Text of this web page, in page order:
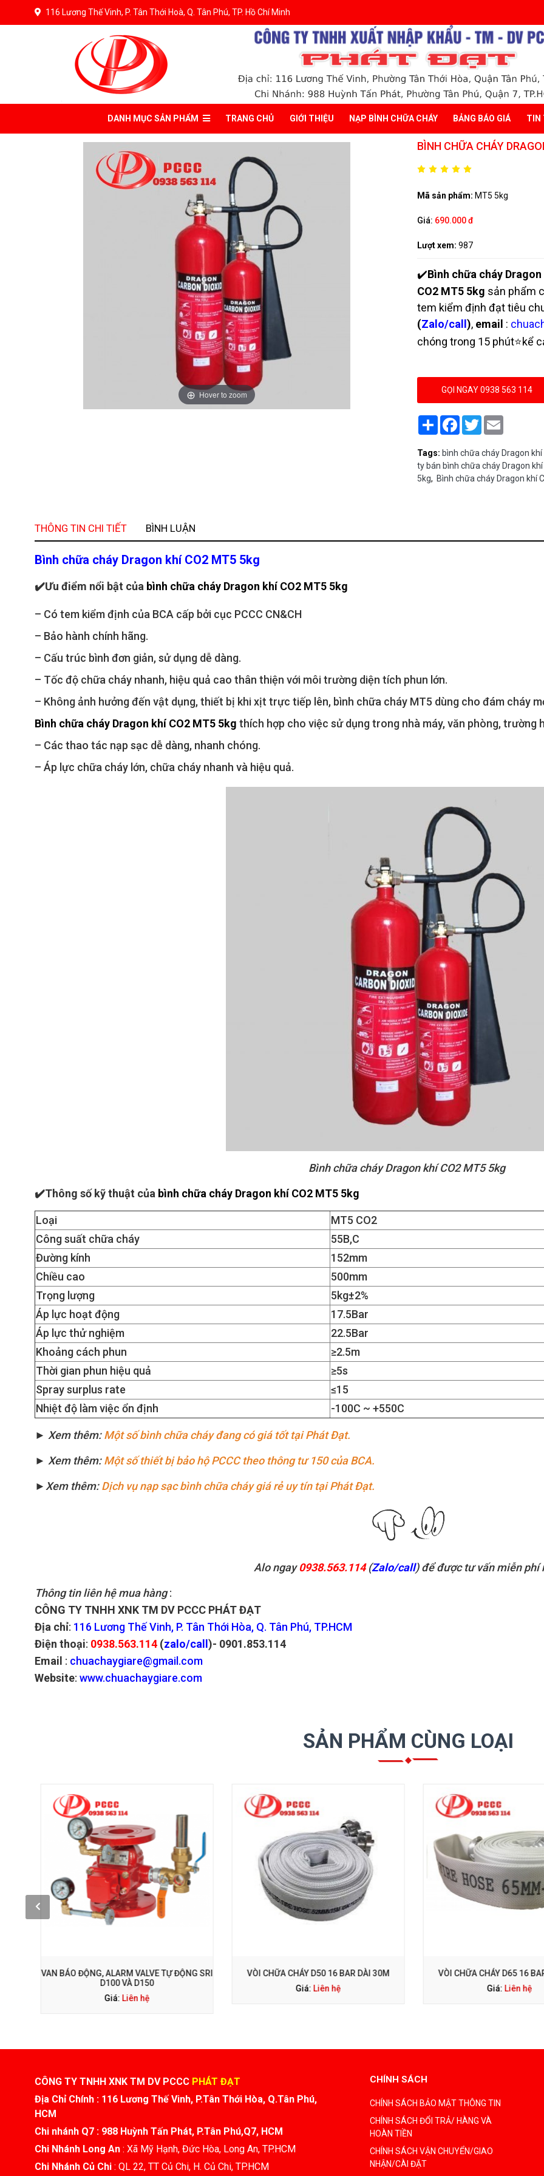
116 Lương Thế Vinh, P. Tân Thới Hoà, Q. Tân Phú, TP. Hồ Chí Minh
DANH MỤC SẢN PHẨM TRANG CHỦ GIỚI THIỆU NẠP BÌNH CHỮA CHÁY BẢNG BÁO GIÁ TIN
Hover to zoom
BÌNH CHỮA CHÁY
Mã sản phẩm: MT5 5kg
Giá: 690.000 đ
Lượt xem: 987
✔️Bình chữa cháy
CO2 MT5 5kg sản phẩm
tem kiểm định đạt tiêu
(Zalo/call ), email :
chóng trong 15 phút⭐kể
GỌI NGAY 0938 563 114
Share Facebook
Twitter
Tags: bình chữa cháy Dragon
ty bán bình chữa cháy Dragon
5kg, Bình chữa cháy Dragon khí
THÔNG TIN CHI TIẾT BÌNH LUẬN
Bình chữa cháy Dragon khí CO2 MT5 5kg
✔️Ưu điểm nổi bật của bình chữa cháy Dragon khí CO2 MT5 5kg
– Có tem kiểm định của BCA cấp bởi cục PCCC CN&CH
– Bảo hành chính hãng.
– Cấu trúc bình đơn giản, sử dụng dễ dàng.
– Tốc độ chữa cháy nhanh, hiệu quả cao thân thiện với môi trường diện tích phun lớn.
– Không ảnh hưởng đến vật dụng, thiết bị khi xịt trực tiếp lên, bình chữa cháy MT5 dùng cho đám cháy
Bình chữa cháy Dragon khí CO2 MT5 5kg thích hợp cho việc sử dụng trong nhà máy, văn phòng, trường
– Các thao tác nạp sạc dễ dàng, nhanh chóng.
– Áp lực chữa cháy lớn, chữa cháy nhanh và hiệu quả.
Bình chữa cháy Dragon khí CO2 MT5 5kg
✔️Thông số kỹ thuật của bình chữa cháy Dragon khí CO2 MT5 5kg
Loại
MT5 CO2
Công suất chữa cháy
55B,C
Đường kính
152mm
Chiều cao
500mm
Trọng lượng
5kg±2%
Áp lực hoạt động
17.5Bar
Áp lực thử nghiệm
22.5Bar
Khoảng cách phun
≥2.5m
Thời gian phun hiệu quả
≥5s
Spray surplus rate
≤15
Nhiệt độ làm việc ổn định
-100C ~ +550C
► Xem thêm:Một số bình chữa cháy đang có giá tốt tại Phát Đạt.
► Xem thêm:Một số thiết bị bảo hộ PCCC theo thông tư 150 của BCA.
► Xem thêm:Dịch vụ nạp sạc bình chữa cháy giá rẻ uy tín tại Phát Đạt.
Alo ngay0938.563.114(Zalo/call) để được tư vấn miễn phí
Thông tin liên hệ mua hàng:
CÔNG TY TNHH XNK TM DV PCCC PHÁT ĐẠT
Địa chỉ: 116 Lương Thế Vinh, P. Tân Thới Hòa, Q. Tân Phú, TP.HCM
Điện thoại: 0938.563.114 (zalo/call )- 0901.853.114
Email : chuachaygiare@gmail.com
Website: www.chuachaygiare.com
SẢN PHẨM CÙNG LOẠI
VAN BÁO ĐỘNG, ALARM VALVE TỰ ĐỘNG SRI
D100 VÀ D150
Giá:Liên hệ
GỌI NGAY: 0938 563 114
VÒI CHỮA CHÁY D50 16 BAR DÀI 30M
Giá:Liên hệ
VÒI CHỮA CHÁY D65 16
Giá:Liên hệ
CÔNG TY TNHH XNK TM DV PCCC PHÁT ĐẠT
Địa Chỉ Chính : 116 Lương Thế Vinh, P.Tân Thới Hòa, Q.Tân Phú,
HCM
Chi nhánh Q7 : 988 Huỳnh Tấn Phát, P.Tân Phú,Q7, HCM
Chi Nhánh Long An : Xã Mỹ Hạnh, Đức Hòa, Long An, TP.HCM
Chi Nhánh Củ Chi : QL 22, TT Củ Chi, H. Củ Chi, TP.HCM
CHÍNH SÁCH
CHÍNH SÁCH BẢO MẬT THÔNG TIN
CHÍNH SÁCH ĐỔI TRẢ/ HÀNG VÀ
HOÀN TIỀN
CHÍNH SÁCH VẬN CHUYỂN/GIAO
NHẬN/CÀI ĐẶT